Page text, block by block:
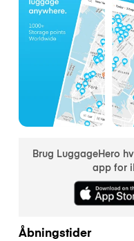
Brug LuggageHero
app for
Åbningstider